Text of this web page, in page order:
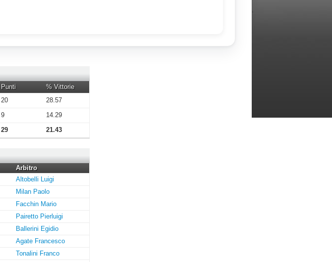
Punti
% Vittorie
20
28.57
9
14.29
29 21.43
Arbitro
Altobelli Luigi
Milan Paolo
Facchin Mario
Pairetto Pierluigi
Ballerini Egidio
Agate Francesco
Tonalini Franco